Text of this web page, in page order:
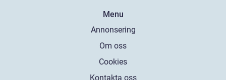
Menu
Annonsering
Om oss
Cookies
Kontakta oss